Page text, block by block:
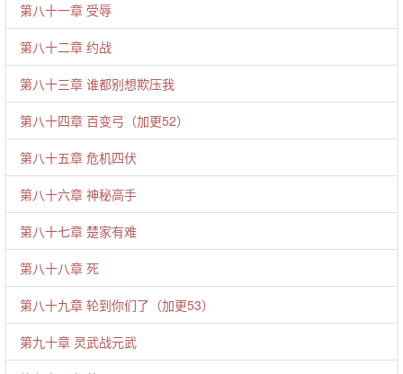
第八十一章 受辱
第八十二章 约战
第八十三章 谁都别想欺压我
第八十四章 百变弓（加更52）
第八十五章 危机四伏
第八十六章 神秘高手
第八十七章 楚家有难
第八十八章 死
第八十九章 轮到你们了（加更53）
第九十章 灵武战元武